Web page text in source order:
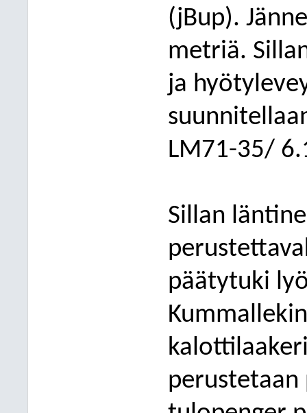
(jBup).
metriä.
ja
LM71-35/
Sillan
päätytuki ly